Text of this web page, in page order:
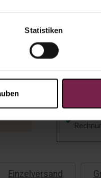
Statistiken
eine
Angebot
Einzelversand